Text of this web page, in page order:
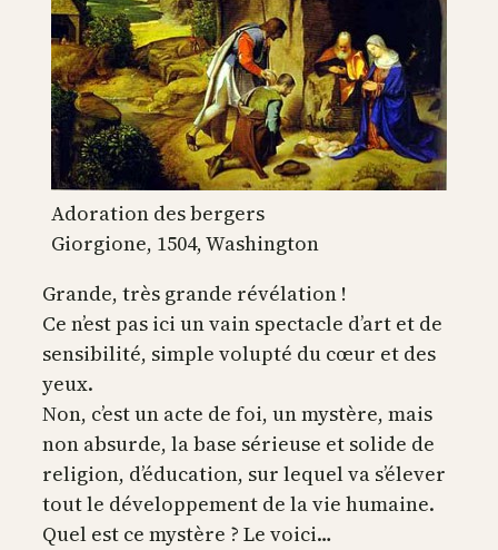
Adoration des bergers
Giorgione, 1504, Washington
Grande, très grande révélation !
Ce n’est pas ici un vain spectacle d’art et de
sensibilité, simple volupté du cœur et des
yeux.
Non, c’est un acte de foi, un mystère, mais
non absurde, la base sérieuse et solide de
religion, d’éducation, sur lequel va s’élever
tout le développement de la vie humaine.
Quel est ce mystère ? Le voici…